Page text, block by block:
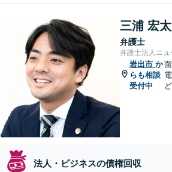
三浦 宏太
弁護士
弁護士法人ニュ
岩出市 か
らも相談
受付中
法人・ビジネスの債権回収